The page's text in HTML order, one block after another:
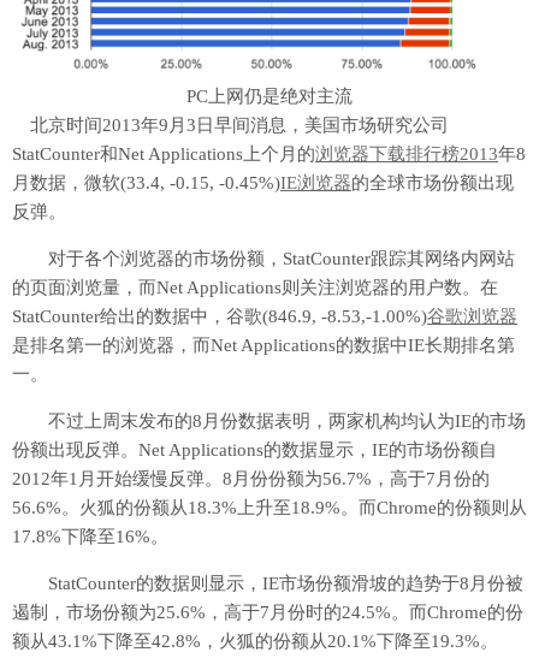
PC上网仍是绝对主流
北京时间2013年9月3日早间消息，美国市场研究公司
StatCounter和Net Applications上个月的浏览器下载排行榜2013年8
月数据，微软(33.4, -0.15, -0.45%)IE浏览器的全球市场份额出现
反弹。
对于各个浏览器的市场份额，StatCounter跟踪其网络内网站
的页面浏览量，而Net Applications则关注浏览器的用户数。在
StatCounter给出的数据中，谷歌(846.9, -8.53,-1.00%)谷歌浏览器
是排名第一的浏览器，而Net Applications的数据中IE长期排名第
一。
不过上周末发布的8月份数据表明，两家机构均认为IE的市场
份额出现反弹。Net Applications的数据显示，IE的市场份额自
2012年1月开始缓慢反弹。8月份份额为56.7%，高于7月份的
56.6%。火狐的份额从18.3%上升至18.9%。而Chrome的份额则从
17.8%下降至16%。
StatCounter的数据则显示，IE市场份额滑坡的趋势于8月份被
遏制，市场份额为25.6%，高于7月份时的24.5%。而Chrome的份
额从43.1%下降至42.8%，火狐的份额从20.1%下降至19.3%。